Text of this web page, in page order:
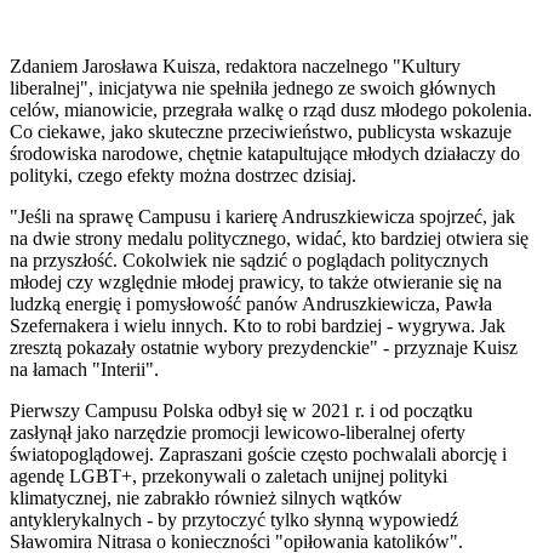
Zdaniem Jarosława Kuisza, redaktora naczelnego "Kultury
liberalnej", inicjatywa nie spełniła jednego ze swoich głównych
celów, mianowicie, przegrała walkę o rząd dusz młodego pokolenia.
Co ciekawe, jako skuteczne przeciwieństwo, publicysta wskazuje
środowiska narodowe, chętnie katapultujące młodych działaczy do
polityki, czego efekty można dostrzec dzisiaj.
"Jeśli na sprawę Campusu i karierę Andruszkiewicza spojrzeć, jak
na dwie strony medalu politycznego, widać, kto bardziej otwiera się
na przyszłość. Cokolwiek nie sądzić o poglądach politycznych
młodej czy względnie młodej prawicy, to także otwieranie się na
ludzką energię i pomysłowość panów Andruszkiewicza, Pawła
Szefernakera i wielu innych. Kto to robi bardziej - wygrywa. Jak
zresztą pokazały ostatnie wybory prezydenckie" - przyznaje Kuisz
na łamach "Interii".
Pierwszy Campusu Polska odbył się w 2021 r. i od początku
zasłynął jako narzędzie promocji lewicowo-liberalnej oferty
światopoglądowej. Zapraszani goście często pochwalali aborcję i
agendę LGBT+, przekonywali o zaletach unijnej polityki
klimatycznej, nie zabrakło również silnych wątków
antyklerykalnych - by przytoczyć tylko słynną wypowiedź
Sławomira Nitrasa o konieczności "opiłowania katolików".